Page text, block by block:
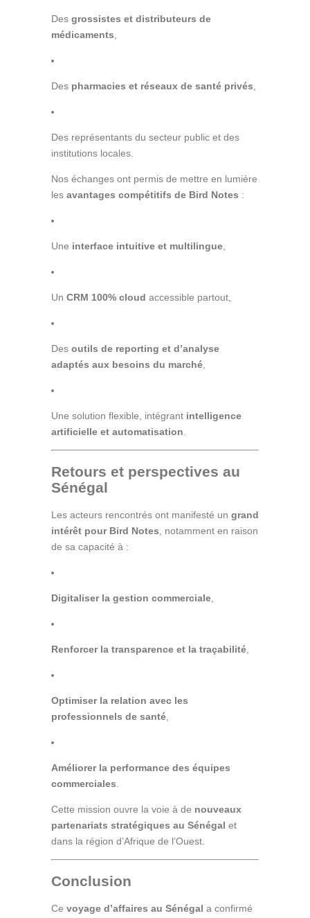
Des grossistes et distributeurs de
médicaments,
Des pharmacies et réseaux de santé privés,
Des représentants du secteur public et des
institutions locales.
Nos échanges ont permis de mettre en lumière
les avantages compétitifs de Bird Notes :
Une interface intuitive et multilingue,
Un CRM 100% cloud accessible partout,
Des outils de reporting et d’analyse
adaptés aux besoins du marché,
Une solution flexible, intégrant intelligence
artificielle et automatisation.
Retours et perspectives au
Sénégal
Les acteurs rencontrés ont manifesté un grand
intérêt pour Bird Notes , notamment en raison
de sa capacité à :
Digitaliser la gestion commerciale
Renforcer la transparence et la traçabilité
Optimiser la relation avec les
professionnels de santé
Améliorer la performance des équipes
commerciales
Cette mission ouvre la voie à de nouveaux
partenariats stratégiques au Sénégal et
dans la région d’Afrique de l’Ouest.
Conclusion
Ce voyage d’affaires au Sénégal a confirmé